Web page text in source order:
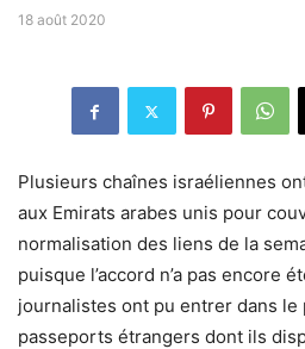
18 août 2020
Plusieurs chaînes israéliennes
aux Emirats arabes unis pour
normalisation des liens de la
puisque l’accord n’a pas encore
journalistes ont pu entrer dans le
passeports étrangers dont ils